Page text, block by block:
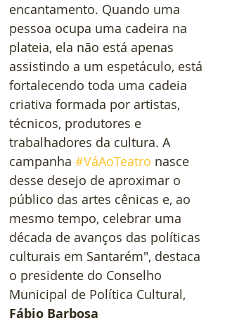
encantamento. Quando uma
pessoa ocupa uma cadeira na
plateia, ela não está apenas
assistindo a um espetáculo, está
fortalecendo toda uma cadeia
criativa formada por artistas,
técnicos, produtores e
trabalhadores da cultura. A
campanha #VáAoTeatro nasce
desse desejo de aproximar o
público das artes cênicas e, ao
mesmo tempo, celebrar uma
década de avanços das políticas
culturais em Santarém", destaca
o presidente do Conselho
Municipal de Política Cultural,
Fábio Barbosa